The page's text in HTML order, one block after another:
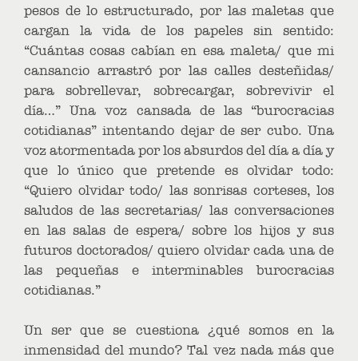
pesos de lo estructurado, por las maletas que
cargan la vida de los papeles sin sentido:
“Cuántas cosas cabían en esa maleta/ que mi
cansancio arrastró por las calles desteñidas/
para sobrellevar, sobrecargar, sobrevivir el
día…” Una voz cansada de las “burocracias
cotidianas” intentando dejar de ser cubo. Una
voz atormentada por los absurdos del día a día y
que lo único que pretende es olvidar todo:
“Quiero olvidar todo/ las sonrisas corteses, los
saludos de las secretarias/ las conversaciones
en las salas de espera/ sobre los hijos y sus
futuros doctorados/ quiero olvidar cada una de
las pequeñas e interminables burocracias
cotidianas.”
Un ser que se cuestiona ¿qué somos en la
inmensidad del mundo? Tal vez nada más que